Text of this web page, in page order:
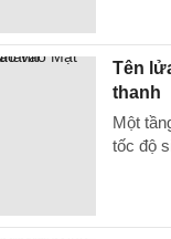
Tên
thanh
Một
tốc độ